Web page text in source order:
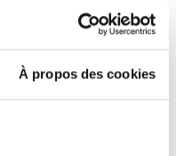
À propos des cookies